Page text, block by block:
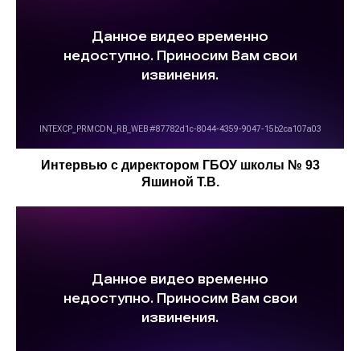
Интервью с директором ГБОУ школы № 93
Яшиной Т.В.